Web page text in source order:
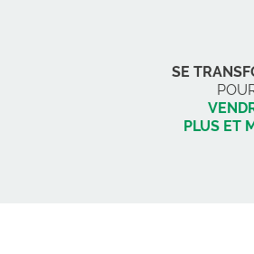
SE
PLUS ET